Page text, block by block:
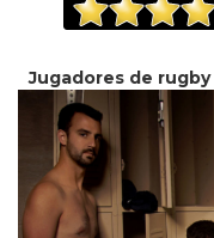
Jugadores de